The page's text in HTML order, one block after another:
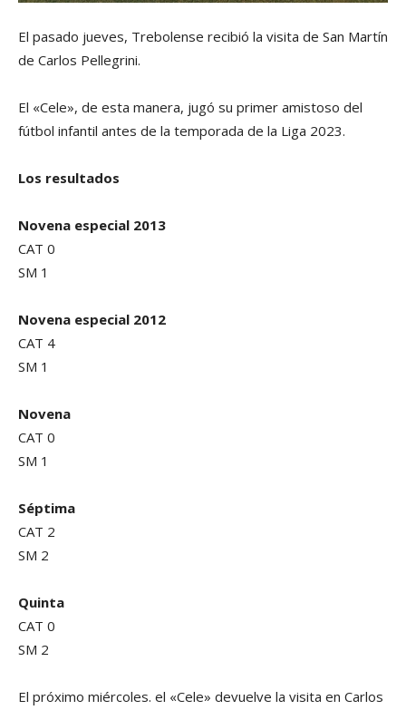
El pasado jueves, Trebolense recibió la visita de San Martín
de Carlos Pellegrini.
El «Cele», de esta manera, jugó su primer amistoso del
fútbol infantil antes de la temporada de la Liga 2023.
Los resultados
Novena especial 2013
CAT 0
SM 1
Novena especial 2012
CAT 4
SM 1
Novena
CAT 0
SM 1
Séptima
CAT 2
SM 2
Quinta
CAT 0
SM 2
El próximo miércoles. el «Cele» devuelve la visita en Carlos